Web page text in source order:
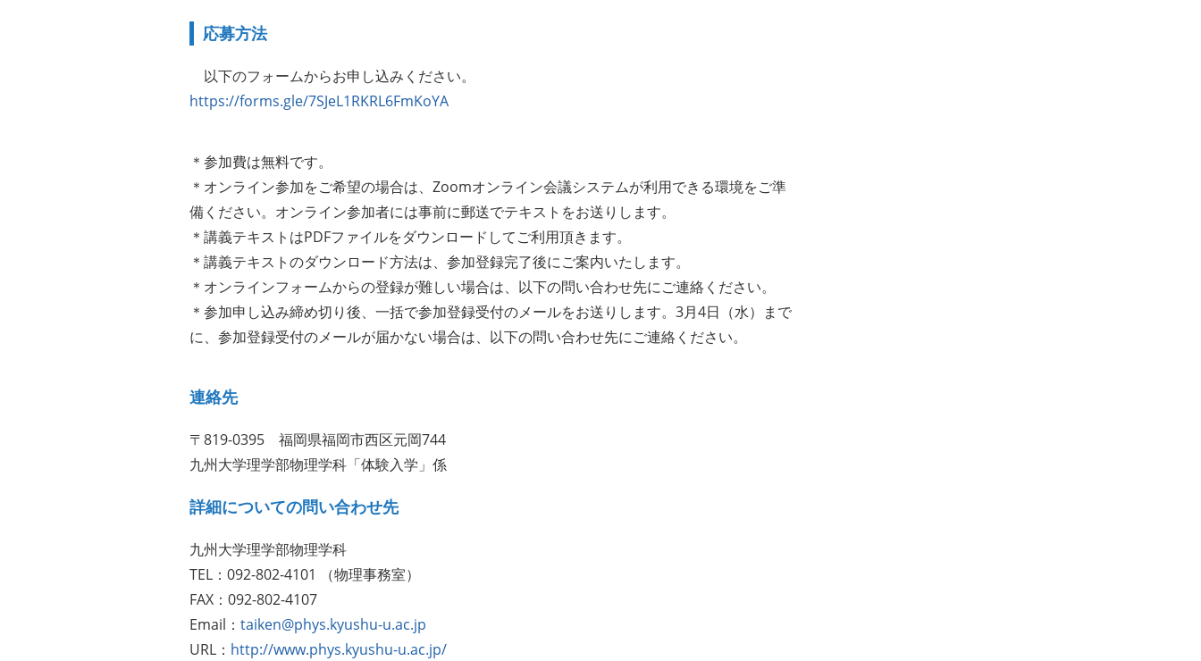
応募方法
以下のフォームからお申し込みください。
https://forms.gle/7SJeL1RKRL6FmKoYA
＊参加費は無料です。
＊オンライン参加をご希望の場合は、Zoomオンライン会議システムが利用できる環境をご準
備ください。オンライン参加者には事前に郵送でテキストをお送りします。
＊講義テキストはPDFファイルをダウンロードしてご利用頂きます。
＊講義テキストのダウンロード方法は、参加登録完了後にご案内いたします。
＊オンラインフォームからの登録が難しい場合は、以下の問い合わせ先にご連絡ください。
＊参加申し込み締め切り後、一括で参加登録受付のメールをお送りします。3月4日（水）まで
に、参加登録受付のメールが届かない場合は、以下の問い合わせ先にご連絡ください。
連絡先
〒819-0395 福岡県福岡市西区元岡744
九州大学理学部物理学科「体験入学」係
詳細についての問い合わせ先
九州大学理学部物理学科
TEL：092-802-4101 （物理事務室）
FAX：092-802-4107
Email： taiken@phys.kyushu-u.ac.jp
URL： http://www.phys.kyushu-u.ac.jp/